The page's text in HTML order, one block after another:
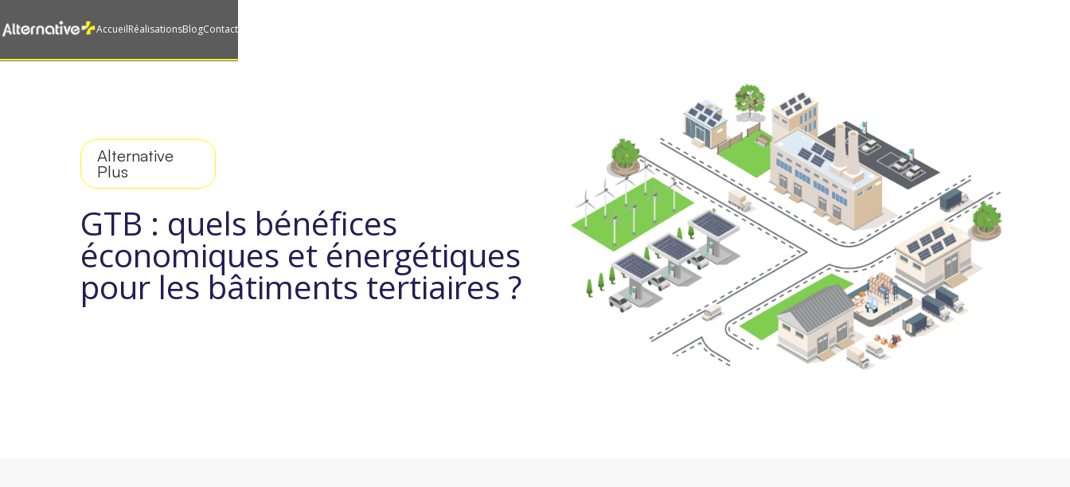
AccueilRéalisationsBlogContact
Alternative
Plus
GTB : quels bénéfices
économiques et énergétiques
pour les bâtiments tertiaires ?